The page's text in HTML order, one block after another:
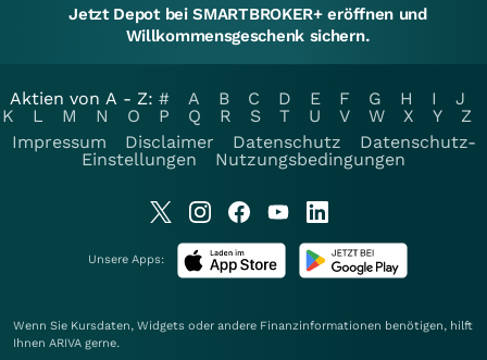
Jetzt Depot bei SMARTBROKER+ eröffnen und
Willkommensgeschenk sichern.
Aktien von A - Z: # A B C D E F G H I
J
K
L M N O P Q R S T U V W X Y
Z
Impressum
Disclaimer Datenschutz
Datenschutz-
Einstellungen
Nutzungsbedingungen
Unsere Apps:
Wenn Sie Kursdaten, Widgets oder andere Finanzinformationen benötigen, hilft
Ihnen ARIVA gerne.